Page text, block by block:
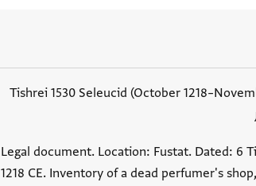
Legal document. Location: Fustat. Dated: 6
1218 CE. Inventory of a dead perfumer's